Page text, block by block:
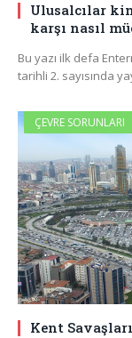
Ulusalcılar
karşı nasıl
Bu yazı ilk defa
tarihli 2. sayısında
ÇEVRE SORUNLARI
Kent Savaşları